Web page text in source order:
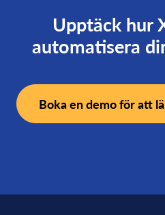
Upptäck hur
automatisera